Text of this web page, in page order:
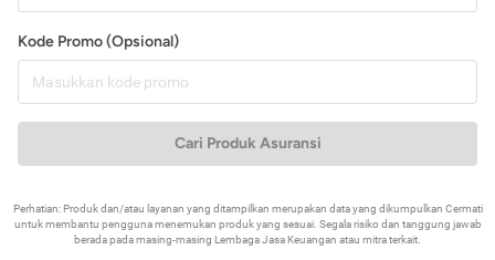
Kode Promo (Opsional)
Cari Produk Asuransi
Perhatian: Produk dan/atau layanan yang ditampilkan merupakan data yang dikumpulkan Cermati
untuk membantu pengguna menemukan produk yang sesuai. Segala risiko dan tanggung jawab
berada pada masing-masing Lembaga Jasa Keuangan atau mitra terkait.